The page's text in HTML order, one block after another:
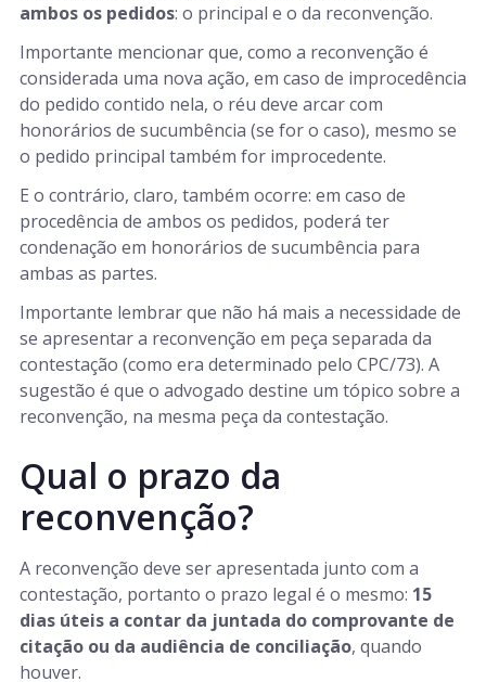
ambos os pedidos: o principal e o da reconvenção.
Importante mencionar que, como a reconvenção é
considerada uma nova ação, em caso de improcedência
do pedido contido nela, o réu deve arcar com
honorários de sucumbência (se for o caso), mesmo se
o pedido principal também for improcedente.
E o contrário, claro, também ocorre: em caso de
procedência de ambos os pedidos, poderá ter
condenação em honorários de sucumbência para
ambas as partes.
Importante lembrar que não há mais a necessidade de
se apresentar a reconvenção em peça separada da
contestação (como era determinado pelo CPC/73). A
sugestão é que o advogado destine um tópico sobre a
reconvenção, na mesma peça da contestação.
Qual o prazo da
reconvenção?
A reconvenção deve ser apresentada junto com a
contestação, portanto o prazo legal é o mesmo: 15
dias úteis a contar da juntada do comprovante de
citação ou da audiência de conciliação, quando
houver.